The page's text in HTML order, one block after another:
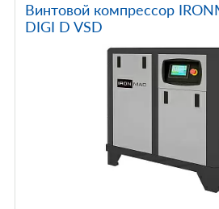
Винтовой компрессор
DIGI D VSD